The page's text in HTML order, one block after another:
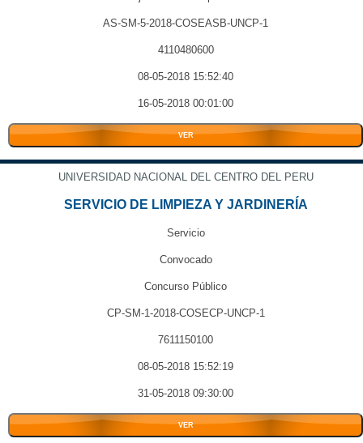
AS-SM-5-2018-COSEASB-UNCP-1
4110480600
08-05-2018 15:52:40
16-05-2018 00:01:00
VER
UNIVERSIDAD NACIONAL DEL CENTRO DEL PERU
SERVICIO DE LIMPIEZA Y JARDINERÍA
Servicio
Convocado
Concurso Público
CP-SM-1-2018-COSECP-UNCP-1
7611150100
08-05-2018 15:52:19
31-05-2018 09:30:00
VER